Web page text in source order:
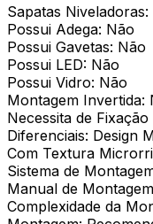
Sapatas Niveladoras:
Possui Adega: Não
Possui Gavetas: Não
Possui LED: Não
Possui Vidro: Não
Montagem Invertida:
Necessita de
Diferenciais: Design
Com Textura
Sistema de
Manual de
Complexidade da